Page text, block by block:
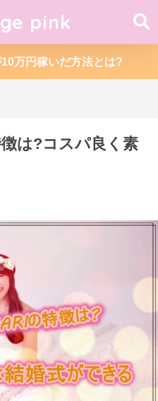
pink
万円稼いだ方法とは?
は?コスパ良く素